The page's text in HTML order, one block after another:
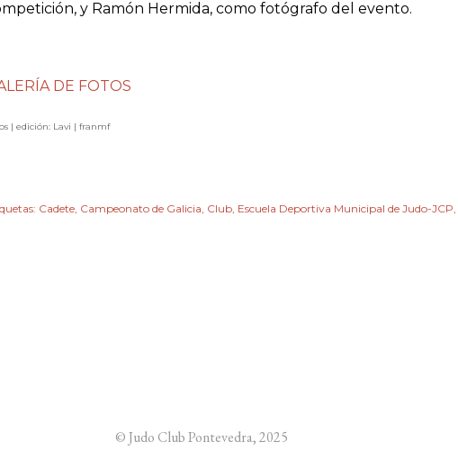
y Ramón Hermida, como fotógrafo del evento.
DE FOTOS
| edición: Lavi | franmf
Cadete Campeonato de Galicia Club Escuela Deportiva Municipal de Judo-JCP
© Judo Club Pontevedra, 2025